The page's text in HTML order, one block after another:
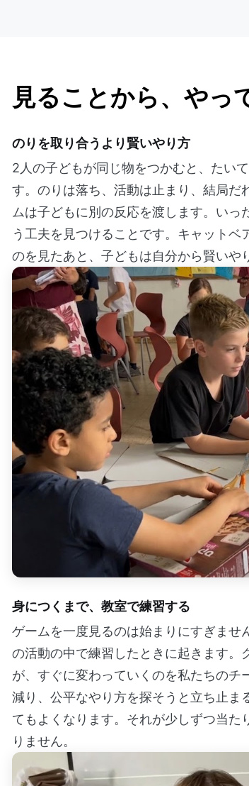
見ることから、やっ
のりを取り合うより賢いやり方
2人の子どもが同じ物をつかむと、たい
す。のりは落ち、活動は止まり、結局だ
ムは子どもに別の反応を渡します。い
う工夫を見つけることです。キャット
のを見たあと、子どもは自分から賢いや
身につくまで、教室で練習する
ゲームを一度見るのは始まりにすぎま
の活動の中で練習したときに起きます。
が、すぐに変わっていくのを私たちの
減り、公平なやり方を探そうと立ち止ま
てもよくなります。それが少しずつ当
りません。